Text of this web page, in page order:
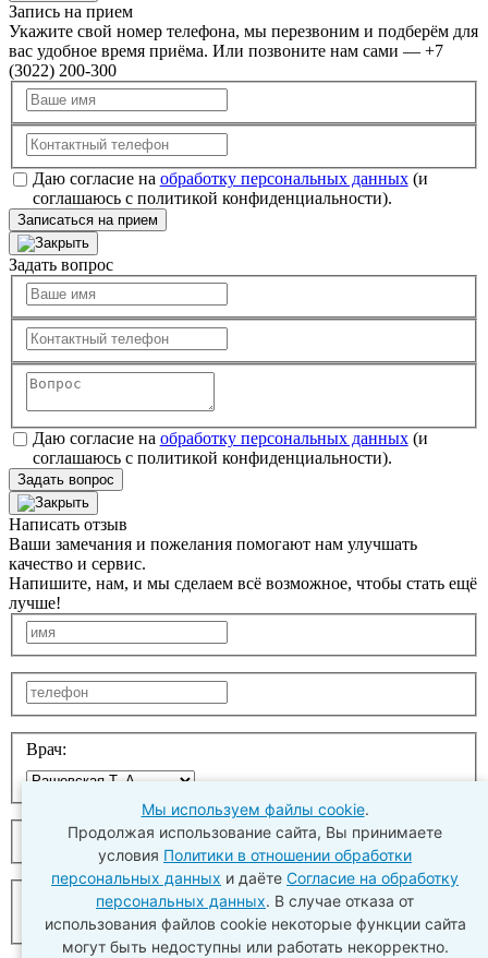
Запись на прием
Укажите свой номер телефона, мы перезвоним и подберём для
вас удобное время приёма. Или позвоните нам сами — +7
(3022) 200-300
Даю согласие на обработку персональных данных(и
соглашаюсь с политикой конфиденциальности).
Записаться на прием
Задать вопрос
Даю согласие на обработку персональных данных(и
соглашаюсь с политикой конфиденциальности).
Задать вопрос
Написать отзыв
Ваши замечания и пожелания помогают нам улучшать
качество и сервис.
Напишите, нам, и мы сделаем всё возможное, чтобы стать ещё
лучше!
Врач:
Мы используем файлы cookie.
Продолжая использование сайта, Вы принимаете
условия Политики в отношении обработки
персональных данных и даёте Согласие на обработку
персональных данных. В случае отказа от
использования файлов cookie некоторые функции сайта
могут быть недоступны или работать некорректно.